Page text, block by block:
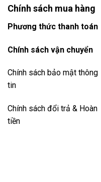
Chính sách mua hàng
Phương thức thanh toán
Chính sách vận chuyển
Chính sách bảo mật thông
tin
Chính sách đổi trả & Hoàn
tiền